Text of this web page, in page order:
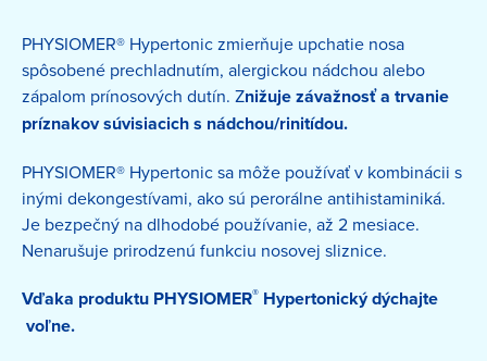
PHYSIOMER® Hypertonic zmierňuje upchatie nosa
spôsobené prechladnutím, alergickou nádchou alebo
zápalom prínosových dutín. Znižuje závažnosť a trvanie
príznakov súvisiacich s nádchou/rinitídou.
PHYSIOMER® Hypertonic sa môže používať v kombinácii s
inými dekongestívami, ako sú perorálne antihistaminiká.
Je bezpečný na dlhodobé používanie, až 2 mesiace.
Nenarušuje prirodzenú funkciu nosovej sliznice.
Vďaka produktu PHYSIOMER® Hypertonický dýchajte
voľne.